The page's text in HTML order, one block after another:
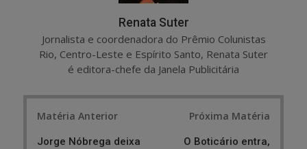
Renata Suter
Jornalista e coordenadora do Prêmio Colunistas
Rio, Centro-Leste e Espírito Santo, Renata Suter
é editora-chefe da Janela Publicitária
Matéria Anterior
Jorge Nóbrega deixa
Próxima Matéria
O Boticário entra,